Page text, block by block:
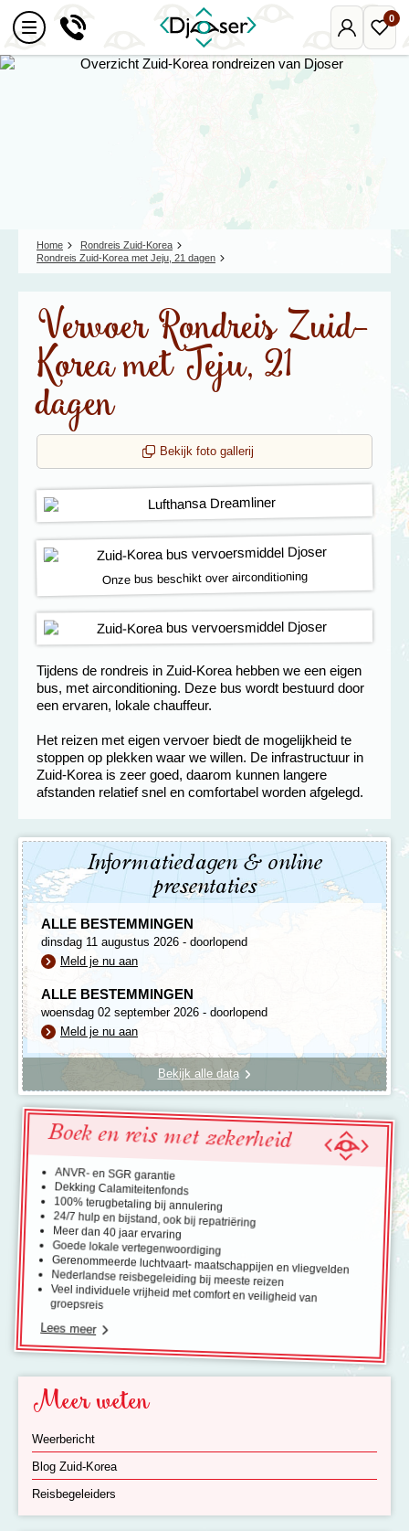
Mijn
Djoser
0
Home
Rondreis Zuid-Korea
Rondreis Zuid-Korea met Jeju, 21 dagen
Vervoer Rondreis Zuid-
Korea met Jeju, 21
dagen
Bekijk foto gallerij
Onze bus beschikt over airconditioning
Tijdens de rondreis in Zuid-Korea hebben we een eigen
bus, met airconditioning. Deze bus wordt bestuurd door
een ervaren, lokale chauffeur.
Het reizen met eigen vervoer biedt de mogelijkheid te
stoppen op plekken waar we willen. De infrastructuur in
Zuid-Korea is zeer goed, daarom kunnen langere
afstanden relatief snel en comfortabel worden afgelegd.
Informatiedagen & online
presentaties
ALLE BESTEMMINGEN
dinsdag 11 augustus 2026 - doorlopend
Meld je nu aan
ALLE BESTEMMINGEN
woensdag 02 september 2026 - doorlopend
Meld je nu aan
Bekijk alle data
Boek en reis met zekerheid
ANVR- en SGR garantie
Dekking Calamiteitenfonds
100% terugbetaling bij annulering
24/7 hulp en bijstand, ook bij repatriëring
Meer dan 40 jaar ervaring
Goede lokale vertegenwoordiging
Gerenommeerde luchtvaart- maatschappijen en vliegvelden
Nederlandse reisbegeleiding bij meeste reizen
Veel individuele vrijheid met comfort en veiligheid van
groepsreis
Lees meer
Meer weten
Weerbericht
Blog Zuid-Korea
Reisbegeleiders